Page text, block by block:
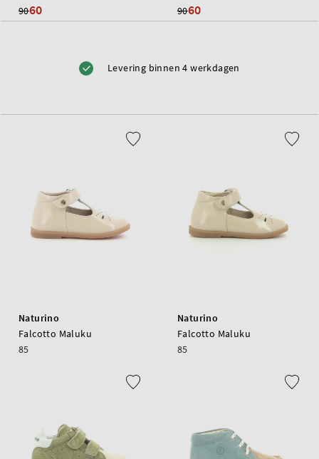
9060 9060
Naturino
Falcotto Maluku
85
Naturino
Falcotto Maluku
85
Levering binnen 4 werkdagen